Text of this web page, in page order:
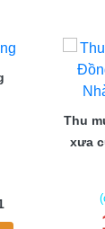
Thu
xưa